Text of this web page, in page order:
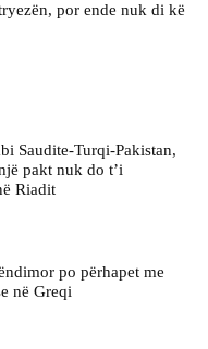
por ende nuk di kë
Saudite-Turqi-Pakistan,
pakt nuk do t’i
Riadit
po përhapet me
në Greqi